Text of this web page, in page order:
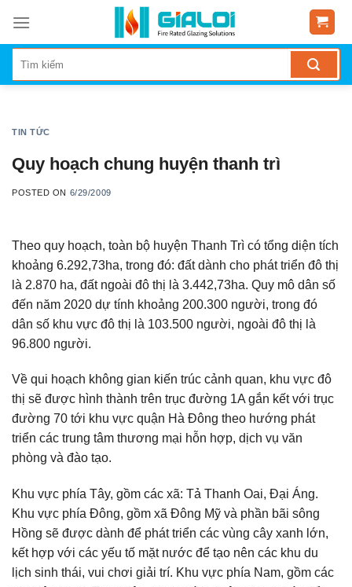
content
TIN TỨC
Quy hoạch chung huyện thanh trì
POSTED ON 6/29/2009
Theo quy hoạch, toàn bộ huyện Thanh Trì có tổng diện tích
khoảng 6.292,73ha, trong đó: đất dành cho phát triển đô thị
là 2.870 ha, đất ngoài đô thị là 3.442,73ha. Quy mô dân số
đến năm 2020 dự tính khoảng 200.300 người, trong đó
dân số khu vực đô thị là 103.500 người, ngoài đô thị là
96.800 người.
Về qui hoạch không gian kiến trúc cảnh quan, khu vực đô
thị sẽ được hình thành trên trục đường 1A gắn kết với trục
đường 70 tới khu vực quận Hà Đông theo hướng phát
triển các trung tâm thương mại hỗn hợp, dịch vụ văn
phòng và đào tạo.
Khu vực phía Tây, gồm các xã: Tả Thanh Oai, Đại Áng.
Khu vực phía Đông, gồm xã Đông Mỹ và phần bãi sông
Hồng sẽ được dành để phát triển các vùng cây xanh lớn,
kết hợp với các yếu tố mặt nước để tạo nên các khu du
lịch sinh thái, vui chơi giải trí. Khu vực phía Nam, gồm các